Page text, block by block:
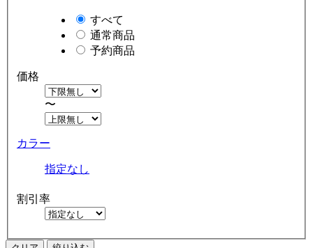
すべて
通常商品
予約商品
価格
〜
カラー
指定なし
割引率